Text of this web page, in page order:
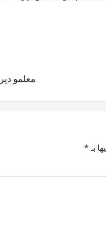
معلمو
بـ*